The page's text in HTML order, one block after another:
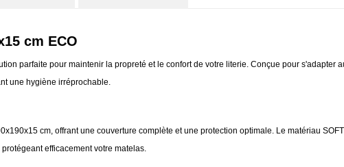
cm ECO
parfaite pour maintenir la propreté et le confort de votre literie. Conçue pour s'adapter
une hygiène irréprochable.
cm, offrant une couverture complète et une protection optimale. Le matériau
efficacement votre matelas.